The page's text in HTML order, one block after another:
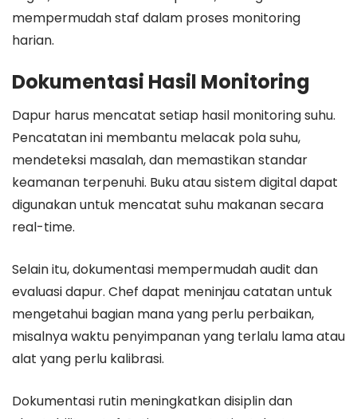
mempermudah staf dalam proses monitoring
harian.
Dokumentasi Hasil Monitoring
Dapur harus mencatat setiap hasil monitoring suhu.
Pencatatan ini membantu melacak pola suhu,
mendeteksi masalah, dan memastikan standar
keamanan terpenuhi. Buku atau sistem digital dapat
digunakan untuk mencatat suhu makanan secara
real-time.
Selain itu, dokumentasi mempermudah audit dan
evaluasi dapur. Chef dapat meninjau catatan untuk
mengetahui bagian mana yang perlu perbaikan,
misalnya waktu penyimpanan yang terlalu lama atau
alat yang perlu kalibrasi.
Dokumentasi rutin meningkatkan disiplin dan